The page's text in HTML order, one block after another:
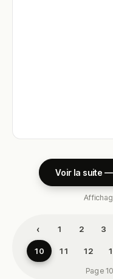
Voir la suite
‹ 1 2 3
10 11 12
Page